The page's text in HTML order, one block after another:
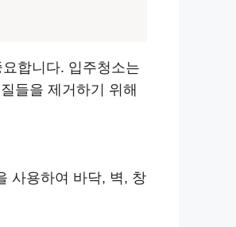
합니다. 입주청소는
들을 제거하기 위해
사용하여 바닥, 벽, 창